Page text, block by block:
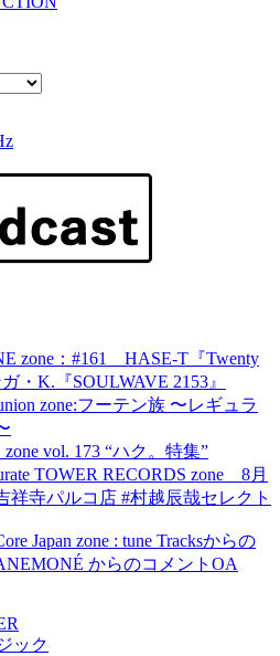
zone：#161 HASE-T『Twenty
・K.『SOULWAVE 2153』
zone:フーテン族 〜レギュラ
zone vol. 173 “ハク。特集”
TOWER RECORDS zone 8月
祥寺パルコ店 #村越辰哉セレクト
Japan zone : tune Tracksからの
からのコメントOA
ック